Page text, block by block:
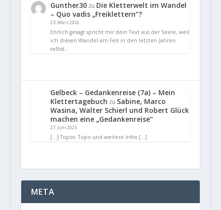
Gunther30zu Die Kletterwelt im Wandel
– Quo vadis „Freiklettern“?
23. März 2026
Ehrlich gesagt spricht mir dein Text aus der Seele, weil
ich diesen Wandel am Fels in den letzten Jahren
selbst…
Gelbeck – Gedankenreise (7a) – Mein
Klettertagebuch zu Sabine, Marco
Wasina, Walter Schierl und Robert Glück
machen eine „Gedankenreise“
27. Juni 2025
[…] Topos: Topo und weitere Infos […]
META